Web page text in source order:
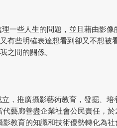
一些人生的問題，並且藉由影像
有些明確表達想看到卻又不想被
之間的關係。
，推廣攝影藝術教育，發掘、培
藝廊善盡企業社會公民責任，
教育的知識和技術優勢轉化為社